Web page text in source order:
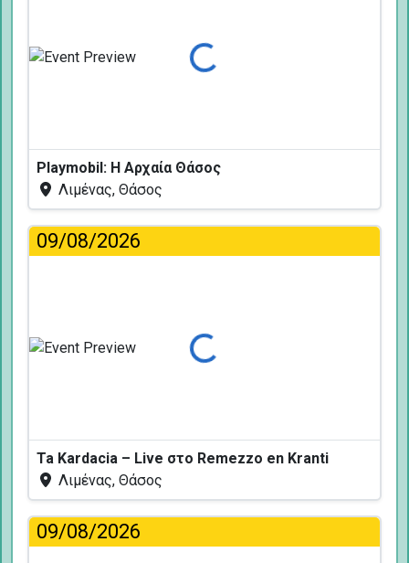
Φόρτωση...
Playmobil: Η Αρχαία Θάσος
Λιμένας, Θάσος
09/08/2026
Φόρτωση...
Ta Kardacia – Live στο Remezzo en Kranti
Λιμένας, Θάσος
09/08/2026